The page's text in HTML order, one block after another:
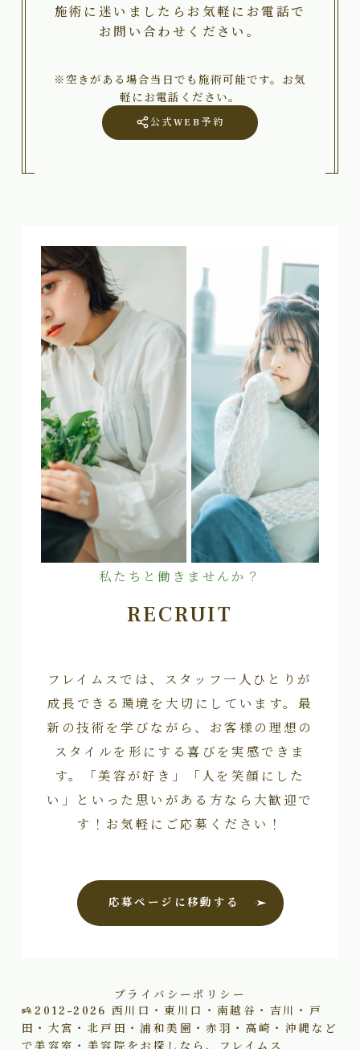
施術に迷いましたらお気軽にお電話で
お問い合わせください。
※空きがある場合当日でも施術可能です。お気
軽にお電話ください。
公式WEB予約
私たちと働きませんか？
RECRUIT
フレイムスでは、スタッフ一人ひとりが
成長できる環境を大切にしています。最
新の技術を学びながら、お客様の理想の
スタイルを形にする喜びを実感できま
す。「美容が好き」「人を笑顔にした
い」といった思いがある方なら大歓迎で
す！お気軽にご応募ください！
応募ページに移動する
プライバシーポリシー
2012–2026 西川口・東川口・南越谷・吉川・戸
田・大宮・北戸田・浦和美園・赤羽・高崎・沖縄など